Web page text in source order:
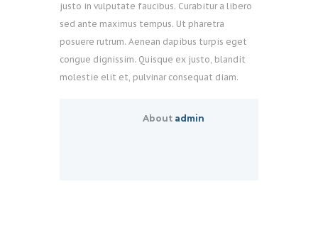
justo in vulputate faucibus. Curabitur a libero
sed ante maximus tempus. Ut pharetra
posuere rutrum. Aenean dapibus turpis eget
congue dignissim. Quisque ex justo, blandit
molestie elit et, pulvinar consequat diam.
About admin